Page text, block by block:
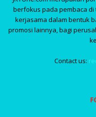
berfokus pada pembaca di
kerjasama dalam bentuk
promosi lainnya, bagi
Contact us: